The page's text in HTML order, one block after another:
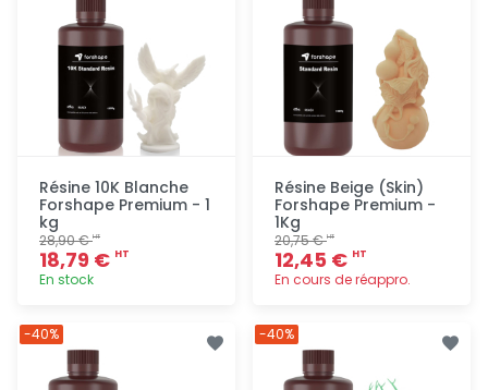
Résine 10K Blanche
Forshape Premium - 1
kg
28,90 €HT
18,79 € HT
En stock
Résine Beige (Skin)
Forshape Premium -
1Kg
20,75 €HT
12,45 € HT
En cours de réappro.
-40% -40%